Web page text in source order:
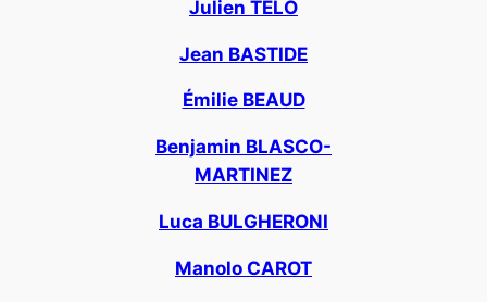
Julien TELO
Jean BASTIDE
Émilie BEAUD
Benjamin BLASCO-
MARTINEZ
Luca BULGHERONI
Manolo CAROT